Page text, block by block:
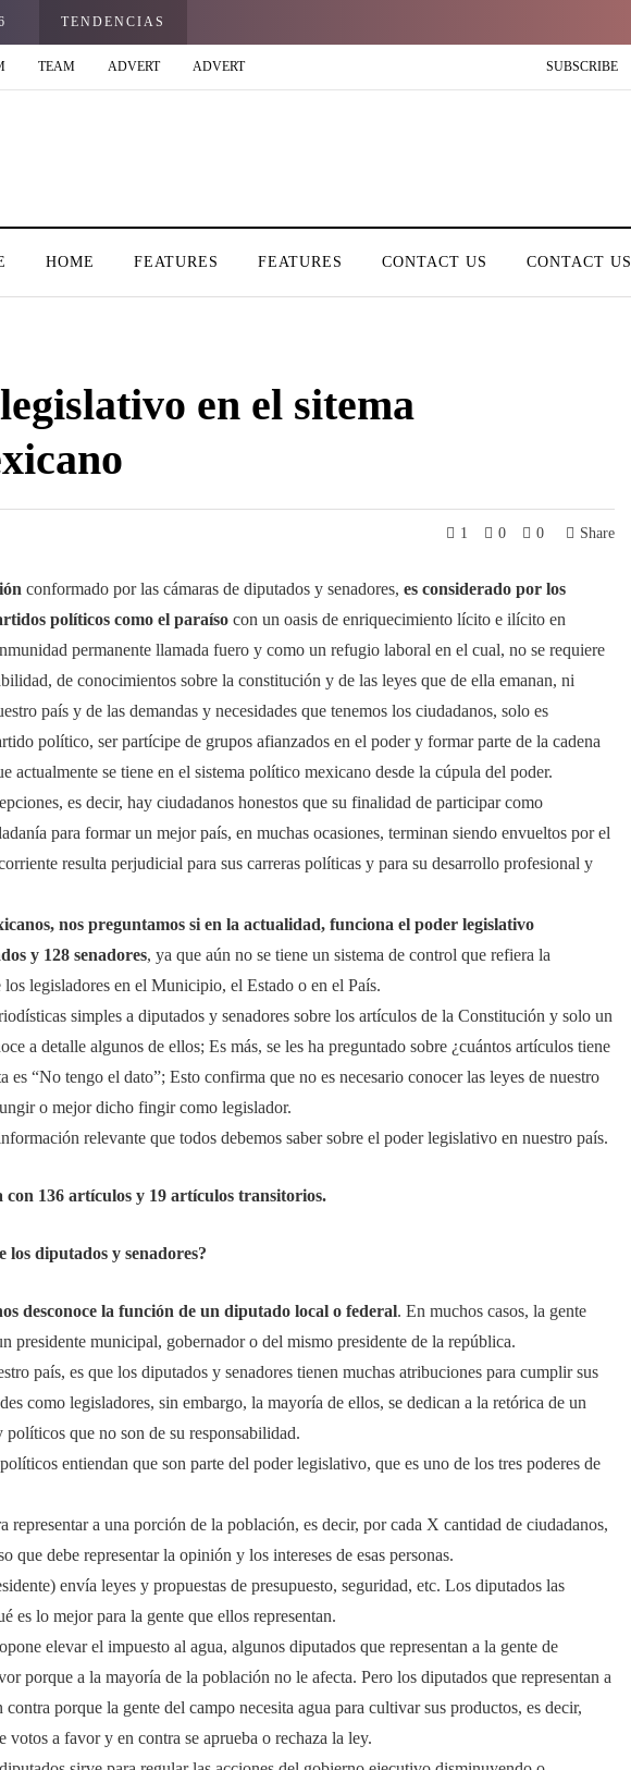
TENDENCIAS
TEAM ADVERT ADVERT SUBSCRIBE
HOME FEATURES FEATURES CONTACT US CONTACT US
en el sitema
1 0 0 Share
conformado por las cámaras de diputados y senadores, es considerado por los
políticos como el paraíso con un oasis de enriquecimiento lícito e ilícito en
permanente llamada fuero y como un refugio laboral en el cual, no se requiere
de conocimientos sobre la constitución y de las leyes que de ella emanan, ni
país y de las demandas y necesidades que tenemos los ciudadanos, solo es
político, ser partícipe de grupos afianzados en el poder y formar parte de la cadena
actualmente se tiene en el sistema político mexicano desde la cúpula del poder.
es decir, hay ciudadanos honestos que su finalidad de participar como
para formar un mejor país, en muchas ocasiones, terminan siendo envueltos por el
resulta perjudicial para sus carreras políticas y para su desarrollo profesional y
nos preguntamos si en la actualidad, funciona el poder legislativo
y 128 senadores, ya que aún no se tiene un sistema de control que refiera la
legisladores en el Municipio, el Estado o en el País.
simples a diputados y senadores sobre los artículos de la Constitución y solo un
a detalle algunos de ellos; Es más, se les ha preguntado sobre ¿cuántos artículos tiene
es “No tengo el dato”; Esto confirma que no es necesario conocer las leyes de nuestro
o mejor dicho fingir como legislador.
relevante que todos debemos saber sobre el poder legislativo en nuestro país.
con 136 artículos y 19 artículos transitorios.
los diputados y senadores?
desconoce la función de un diputado local o federal. En muchos casos, la gente
presidente municipal, gobernador o del mismo presidente de la república.
país, es que los diputados y senadores tienen muchas atribuciones para cumplir sus
como legisladores, sin embargo, la mayoría de ellos, se dedican a la retórica de un
políticos que no son de su responsabilidad.
entiendan que son parte del poder legislativo, que es uno de los tres poderes de
representar a una porción de la población, es decir, por cada X cantidad de ciudadanos,
que debe representar la opinión y los intereses de esas personas.
envía leyes y propuestas de presupuesto, seguridad, etc. Los diputados las
es lo mejor para la gente que ellos representan.
elevar el impuesto al agua, algunos diputados que representan a la gente de
porque a la mayoría de la población no le afecta. Pero los diputados que representan a
porque la gente del campo necesita agua para cultivar sus productos, es decir,
votos a favor y en contra se aprueba o rechaza la ley.